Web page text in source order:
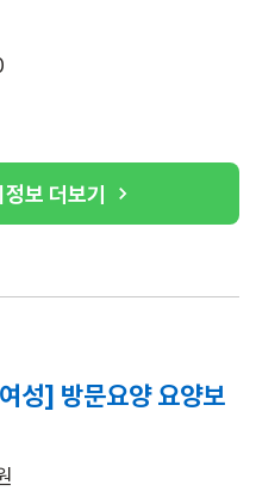
정보 더보기
성] 방문요양 요양보